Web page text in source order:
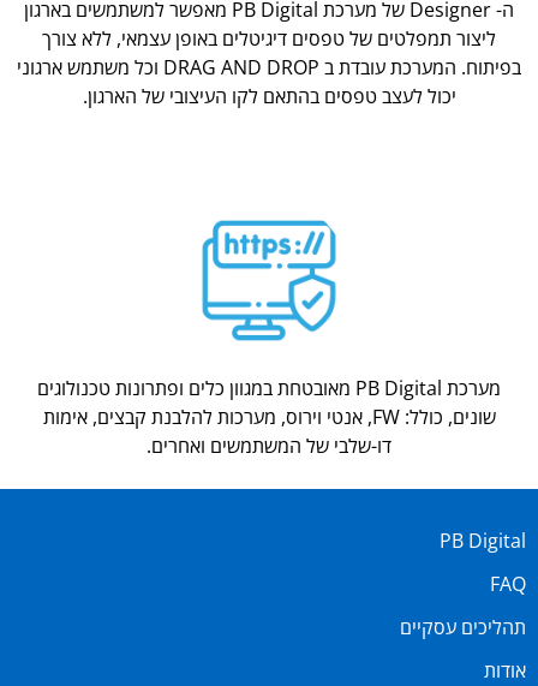
ה- Designer של מערכת PB Digital מאפשר למשתמשים בארגון
ליצור תמפלטים של טפסים דיגיטלים באופן עצמאי, ללא צורך
בפיתוח. המערכת עובדת ב DRAG AND DROP וכל משתמש ארגוני
יכול לעצב טפסים בהתאם לקו העיצובי של הארגון.
מערכת PB Digital מאובטחת במגוון כלים ופתרונות טכנולוגים
שונים, כולל: FW, אנטי וירוס, מערכות להלבנת קבצים, אימות
דו-שלבי של המשתמשים ואחרים.
PB Digital
FAQ
תהליכים עסקיים
אודות